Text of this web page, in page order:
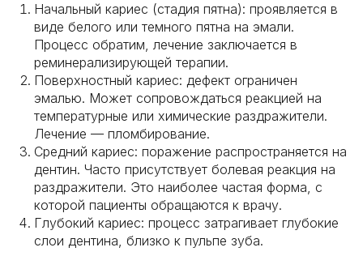
Начальный кариес (стадия пятна): проявляется в
виде белого или темного пятна на эмали.
Процесс обратим, лечение заключается в
реминерализирующей терапии.
Поверхностный кариес: дефект ограничен
эмалью. Может сопровождаться реакцией на
температурные или химические раздражители.
Лечение — пломбирование.
Средний кариес: поражение распространяется на
дентин. Часто присутствует болевая реакция на
раздражители. Это наиболее частая форма, с
которой пациенты обращаются к врачу.
Глубокий кариес: процесс затрагивает глубокие
слои дентина, близко к пульпе зуба.